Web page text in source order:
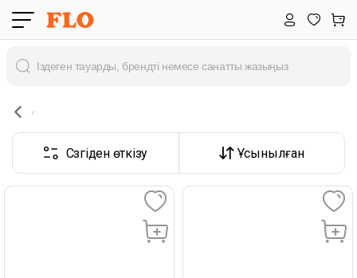
Сүзгіден өткізу Ұсынылған